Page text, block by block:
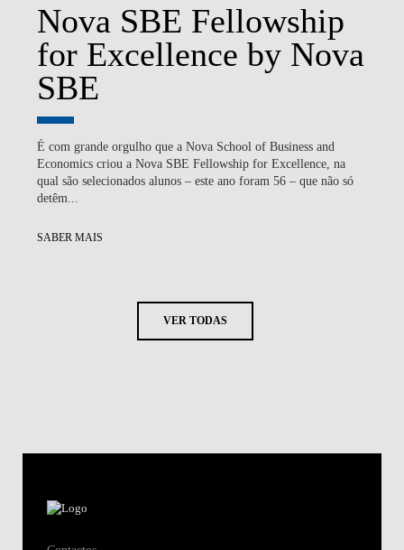
Nova SBE Fellowship
for Excellence by Nova
SBE
É com grande orgulho que a Nova School of Business and
Economics criou a Nova SBE Fellowship for Excellence, na
qual são selecionados alunos – este ano foram 56 – que não só
detêm...
SABER MAIS
VER TODAS